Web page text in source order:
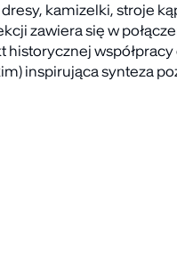
kamizelki, stroje
zawiera się w
historycznej
inspirująca synteza